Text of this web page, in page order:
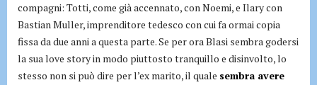
compagni: Totti, come già accennato, con Noemi, e Ilary con
Bastian Muller, imprenditore tedesco con cui fa ormai copia
fissa da due anni a questa parte. Se per ora Blasi sembra godersi
la sua love story in modo piuttosto tranquillo e disinvolto, lo
stesso non si può dire per l’ex marito, il quale sembra avere